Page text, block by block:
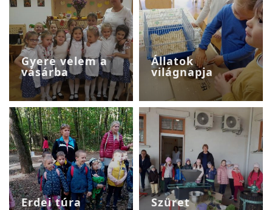
Gyere velem a
vásárba
Állatok
világnapja
Erdei túra Szüret